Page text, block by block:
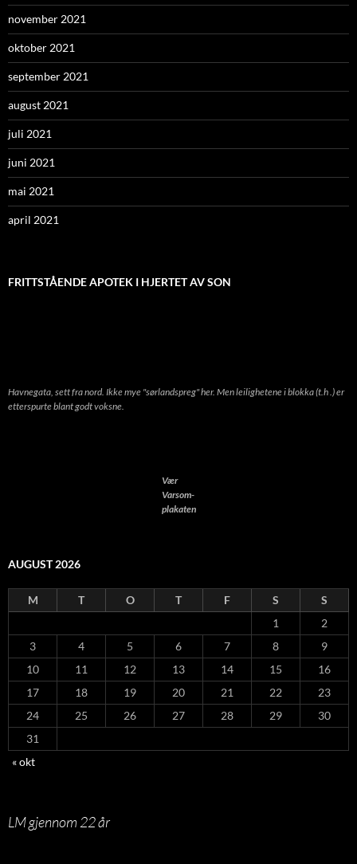
november 2021
oktober 2021
september 2021
august 2021
juli 2021
juni 2021
mai 2021
april 2021
FRITTSTÅENDE APOTEK I HJERTET AV SON
Havnegata, sett fra nord. Ikke mye "sørlandspreg" her. Men leilighetene i blokka (t.h .) er
etterspurte blant godt voksne.
Vær
Varsom-
plakaten
AUGUST 2026
M T O T F S
S
1
2
3
4 5 6 7 8
9
10
11 12 13 14 15
16
17
18 19 20 21 22
23
24
25 26 27 28 29
30
31
« okt
LM gjennom 22 år